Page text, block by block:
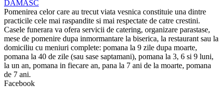
Pomenirea celor care au trecut viata vesnica constituie una dintre
practicile cele mai raspandite si mai respectate de catre crestini.
Casele funerara va ofera servicii de catering, organizare parastase,
mese de pomenire dupa inmormantare la biserica, la restaurant sau la
domiciliu cu meniuri complete: pomana la 9 zile dupa moarte,
pomana la 40 de zile (sau sase saptamani), pomana la 3, 6 si 9 luni,
la un an, pomana in fiecare an, pana la 7 ani de la moarte, pomana
de 7 ani.
Facebook